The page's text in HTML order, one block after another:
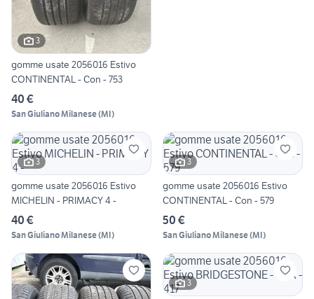
3
gomme usate 2056016 Estivo
CONTINENTAL - Con - 753
40 €
San Giuliano Milanese(MI)
3
gomme usate 2056016 Estivo
MICHELIN - PRIMACY 4 -
40 €
San Giuliano Milanese(MI)
3
gomme usate 2056016 Estivo
CONTINENTAL - Con - 579
50 €
San Giuliano Milanese(MI)
3